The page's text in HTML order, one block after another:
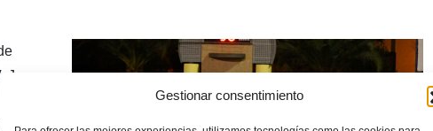
Gestionar consentimiento
de